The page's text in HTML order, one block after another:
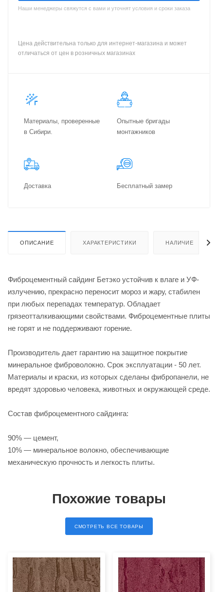
Наши менеджеры свяжутся с вами и уточнят условия и сроки заказа
Цена действительна только для интернет-магазина и может
отличаться от цен в розничных магазинах
Материалы, проверенные
в Сибири.
Опытные бригады
монтажников
Доставка Бес­плат­ный замер
ОПИСАНИЕ ХАРАКТЕРИСТИКИ НАЛИЧИЕ
Фиброцементный сайдинг Бетэко устойчив к влаге и УФ-
излучению, прекрасно переносит мороз и жару, стабилен
при любых перепадах температур. Обладает
грязеотталкивающими свойствами. Фиброцементные плиты
не горят и не поддерживают горение.
Производитель дает гарантию на защитное покрытие
минеральное фиброволокно. Срок эксплуатации - 50 лет.
Материалы и краски, из которых сделаны фибропанели, не
вредят здоровью человека, животных и окружающей среде.
Состав фиброцементного сайдинга:
90% — цемент,
10% — минеральное волокно, обеспечивающие
механическую прочность и легкость плиты.
Похожие товары
СМОТРЕТЬ ВСЕ ТОВАРЫ